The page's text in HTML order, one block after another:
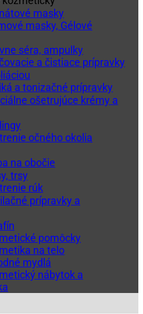
masky
masky, Gélové
séra, ampulky
a čistiace prípravky
a tonizačné prípravky
ošetrujúce krémy a
očného okolia
na obočie
trsy
rúk
prípravky a
pomôcky
na telo
mydlá
nábytok a